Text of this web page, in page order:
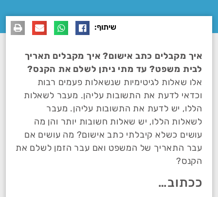
שיתוף:
איך מקבלים כתב אישום? איך מקבלים תאריך
לבית משפט? עד מתי ניתן לשלם את הקנס?
אלו שאלות לגיטימיות שנשאלות פעמים רבות
וכדאי לדעת את התשובות עליהן. מעבר לשאלות
הללו, יש לדעת את התשובות עליהן. מעבר
לשאלות הללו, יש שאלות חשובות יותר והן מה
עושים כשלא קיבלתי כתב אישום? מה עושים אם
עבר התאריך של המשפט ואם עבר הזמן לשלם את
הקנס?
ככתוב…